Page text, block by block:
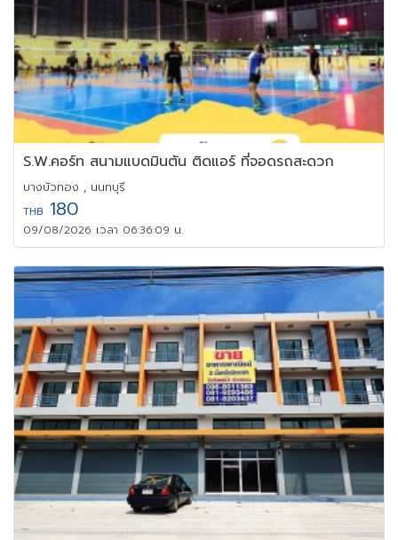
S.W.คอร์ท สนามแบดมินตัน ติดแอร์ ที่จอดรถสะดวก
บางบัวทอง , นนทบุรี
THB 180
09/08/2026 เวลา 06:36:09 น.